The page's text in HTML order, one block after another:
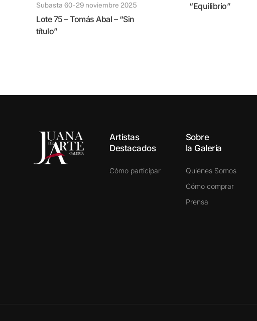
Subasta 60 - 29 noviembre 2025
Lote 75 – Tomás Abal – “Sin
título”
“Equilibrio”
Artistas
Destacados
Cómo participar
Sobre
la Galería
Quiénes Somos
Cómo comprar
Prensa